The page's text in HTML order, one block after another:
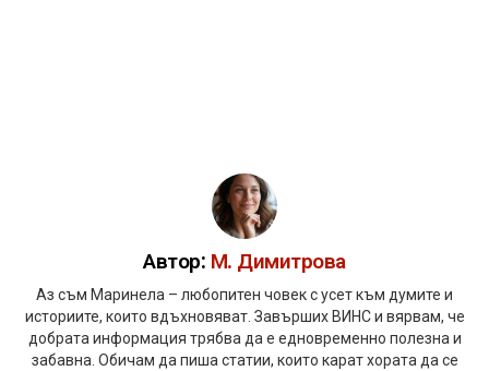
Автор: М. Димитрова
Аз съм Маринела – любопитен човек с усет към думите и
историите, които вдъхновяват. Завърших ВИНС и вярвам, че
добрата информация трябва да е едновременно полезна и
забавна. Обичам да пиша статии, които карат хората да се